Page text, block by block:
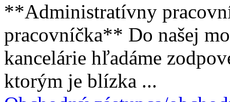
**Administratívny
pracovníčka** Do našej
kancelárie hľadáme
ktorým je blízka ...